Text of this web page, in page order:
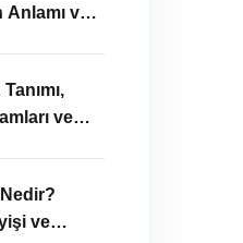
Anlamı ve
ve
ve